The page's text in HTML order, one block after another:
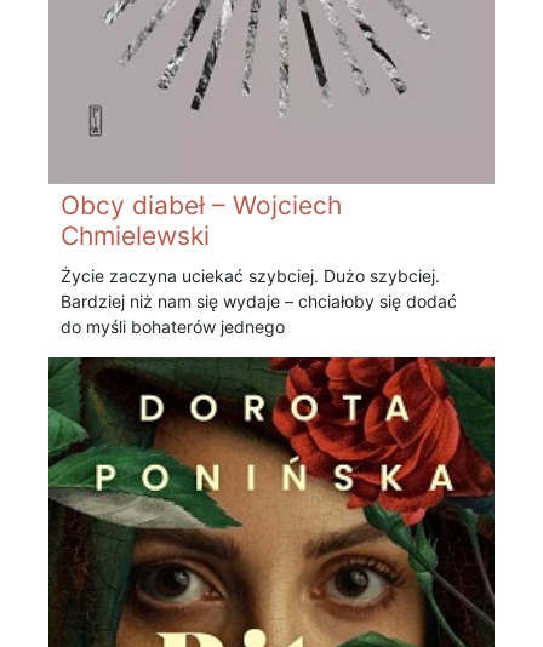
Obcy diabeł – Wojciech
Chmielewski
Życie zaczyna uciekać szybciej. Dużo szybciej.
Bardziej niż nam się wydaje – chciałoby się dodać
do myśli bohaterów jednego